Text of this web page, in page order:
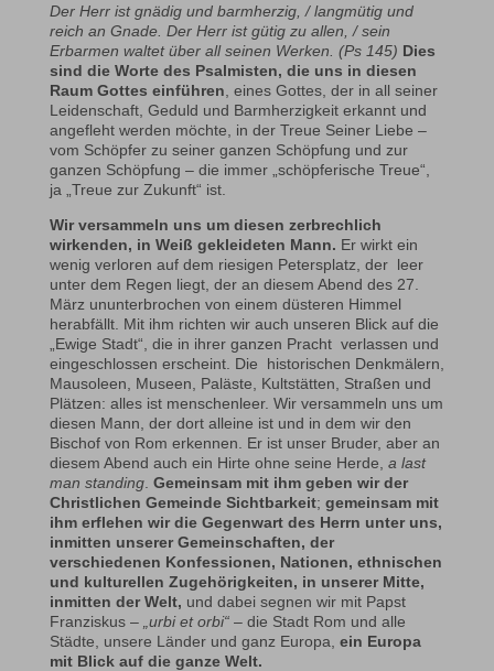
Der Herr ist gnädig und barmherzig, / langmütig und
reich an Gnade. Der Herr ist gütig zu allen, / sein
Erbarmen waltet über all seinen Werken. (Ps 145) Dies
sind die Worte des Psalmisten, die uns in diesen
Raum Gottes einführen , eines Gottes, der in all seiner
Leidenschaft, Geduld und Barmherzigkeit erkannt und
angefleht werden möchte, in der Treue Seiner Liebe –
vom Schöpfer zu seiner ganzen Schöpfung und zur
ganzen Schöpfung – die immer „schöpferische Treue“,
ja „Treue zur Zukunft“ ist.
Wir versammeln uns um diesen zerbrechlich
wirkenden, in Weiß gekleideten Mann. Er wirkt ein
wenig verloren auf dem riesigen Petersplatz, der leer
unter dem Regen liegt, der an diesem Abend des 27.
März ununterbrochen von einem düsteren Himmel
herabfällt. Mit ihm richten wir auch unseren Blick auf die
„Ewige Stadt“, die in ihrer ganzen Pracht verlassen und
eingeschlossen erscheint. Die historischen Denkmälern,
Mausoleen, Museen, Paläste, Kultstätten, Straßen und
Plätzen: alles ist menschenleer. Wir versammeln uns um
diesen Mann, der dort alleine ist und in dem wir den
Bischof von Rom erkennen. Er ist unser Bruder, aber an
diesem Abend auch ein Hirte ohne seine Herde, a last
man standing. Gemeinsam mit ihm geben wir der
Christlichen Gemeinde Sichtbarkeit; gemeinsam mit
ihm erflehen wir die Gegenwart des Herrn unter uns,
inmitten unserer Gemeinschaften, der
verschiedenen Konfessionen, Nationen, ethnischen
und kulturellen Zugehörigkeiten, in unserer Mitte,
inmitten der Welt, und dabei segnen wir mit Papst
Franziskus – „urbi et orbi“– die Stadt Rom und alle
Städte, unsere Länder und ganz Europa, ein Europa
mit Blick auf die ganze Welt.